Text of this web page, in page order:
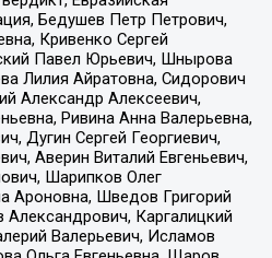
Бедушев Петр Петрович,
Кривенко Сергей
Павел Юрьевич, Шнырова
Лилия Айратовна, Сидорович
Александр Алексеевич,
Ривина Анна Валерьевна,
Дугин Сергей Георгиевич,
Аверин Виталий Евгеньевич,
Шарипков Олег
Ароновна, Шведов Григорий
Каргалицкий
Валерьевич, Исламов